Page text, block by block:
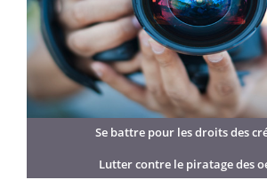
Se battre pour les droits des
Lutter contre le piratage des